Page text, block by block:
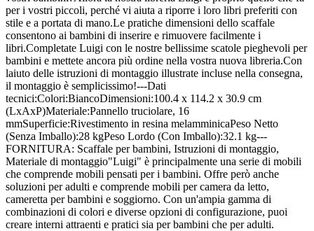
per i vostri piccoli, perché vi aiuta a riporre i loro libri preferiti con
stile e a portata di mano.Le pratiche dimensioni dello scaffale
consentono ai bambini di inserire e rimuovere facilmente i
libri.Completate Luigi con le nostre bellissime scatole pieghevoli per
bambini e mettete ancora più ordine nella vostra nuova libreria.Con
laiuto delle istruzioni di montaggio illustrate incluse nella consegna,
il montaggio è semplicissimo!---Dati
tecnici:Colori:BiancoDimensioni:100.4 x 114.2 x 30.9 cm
(LxAxP)Materiale:Pannello truciolare, 16
mmSuperficie:Rivestimento in resina melamminicaPeso Netto
(Senza Imballo):28 kgPeso Lordo (Con Imballo):32.1 kg---
FORNITURA: Scaffale per bambini, Istruzioni di montaggio,
Materiale di montaggio"Luigi" è principalmente una serie di mobili
che comprende mobili pensati per i bambini. Offre però anche
soluzioni per adulti e comprende mobili per camera da letto,
cameretta per bambini e soggiorno. Con un'ampia gamma di
combinazioni di colori e diverse opzioni di configurazione, puoi
creare interni attraenti e pratici sia per bambini che per adulti.